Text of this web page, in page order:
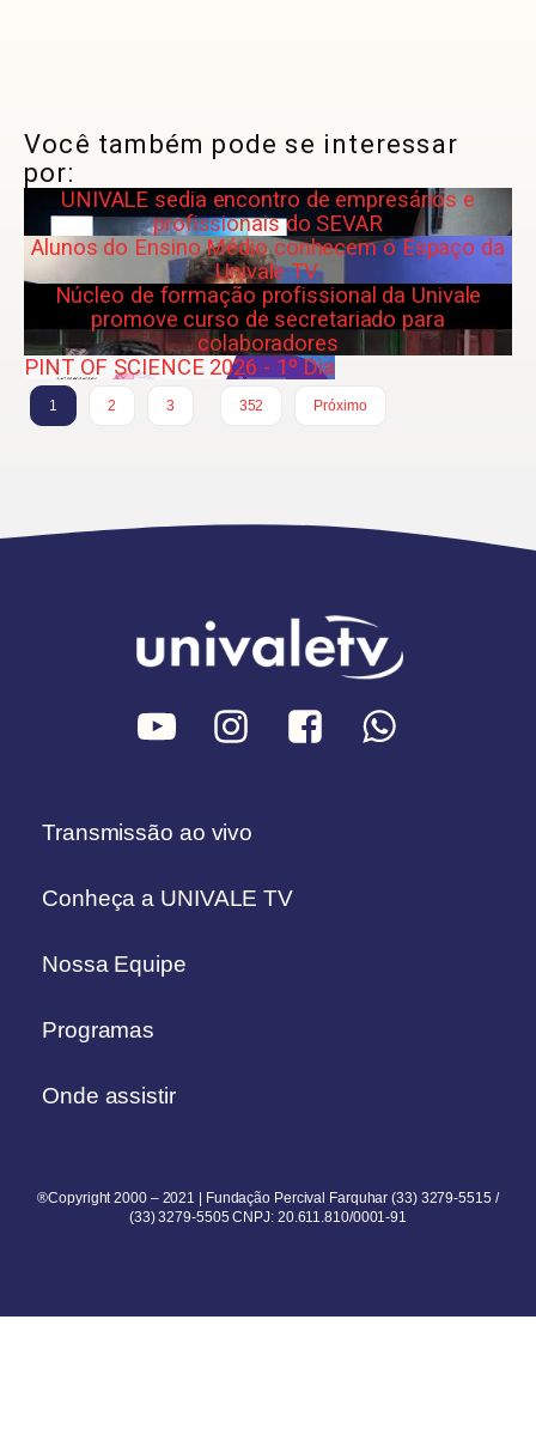
Você também pode se interessar
por:
UNIVALE sedia encontro de empresários e
profissionais do SEVAR
Alunos do Ensino Médio conhecem o Espaço da
Univale TV.
Núcleo de formação profissional da Univale
promove curso de secretariado para
colaboradores
PINT OF SCIENCE 2026 - 1º Dia
1 2 3
352
Próximo
Transmissão ao vivo
Conheça a UNIVALE TV
Nossa Equipe
Programas
Onde assistir
®Copyright 2000 – 2021 | Fundação Percival Farquhar (33) 3279-5515 /
(33) 3279-5505 CNPJ: 20.611.810/0001-91